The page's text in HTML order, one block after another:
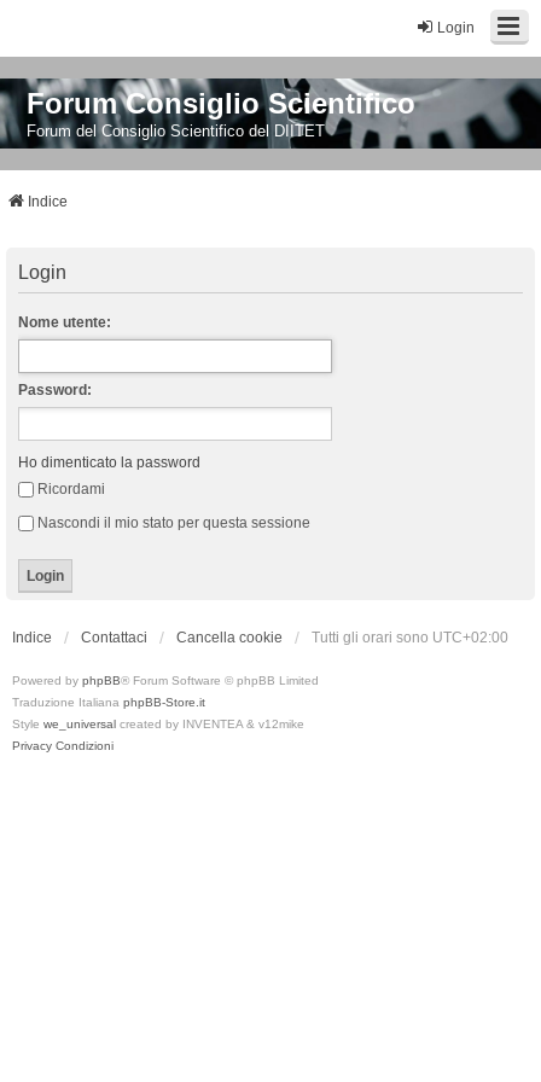
Login
Forum Consiglio Scientifico
Forum del Consiglio Scientifico del DIITET
Indice
Login
Nome utente:
Password:
Ho dimenticato la password
Ricordami
Nascondi il mio stato per questa sessione
Indice Contattaci Cancella cookie Tutti gli orari sono UTC+02:00
Powered by phpBB® Forum Software © phpBB Limited
Traduzione Italiana phpBB-Store.it
Style we_universal created by INVENTEA & v12mike
Privacy Condizioni